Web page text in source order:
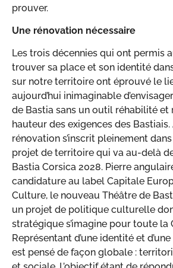
prouver.
Une rénovation nécessaire
Les trois décennies qui ont permis
trouver sa place et son identité
sur notre territoire ont éprouvé le
aujourd’hui inimaginable
de Bastia sans un outil réhabilité et
hauteur des exigences des
rénovation s’inscrit pleinement
projet de territoire qui va au-delà
Bastia Corsica 2028. Pierre
candidature au label Capitale
Culture, le nouveau Théâtre de
un projet de politique culturelle
stratégique s’imagine pour toute la
Représentant d’une identité et
est pensé de façon globale :